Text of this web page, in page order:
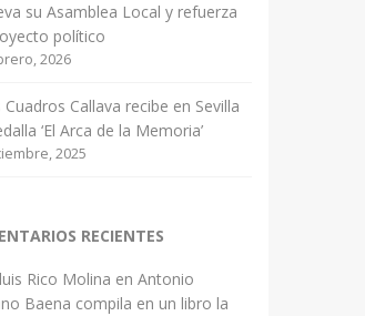
su Asamblea Local y refuerza
político
2026
Cuadros Callava recibe en Sevilla
‘El Arca de la Memoria’
2025
RECIENTES
Rico Molina en Antonio
Baena compila en un libro la